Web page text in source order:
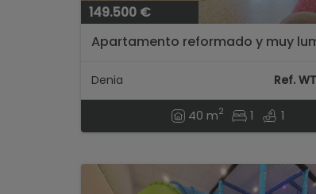
149.500 €
Apartamento reformado y muy
Denia Ref.
40 m2 1 1